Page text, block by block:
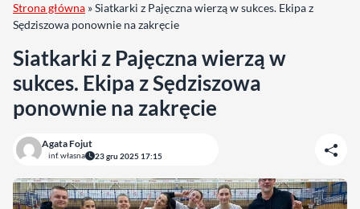
Strona główna »Siatkarki z Pajęczna wierzą w sukces. Ekipa z
Sędziszowa ponownie na zakręcie
Siatkarki z Pajęczna wierzą w
sukces. Ekipa z Sędziszowa
ponownie na zakręcie
Agata Fojut
inf. własna 23 gru 2025 17:15